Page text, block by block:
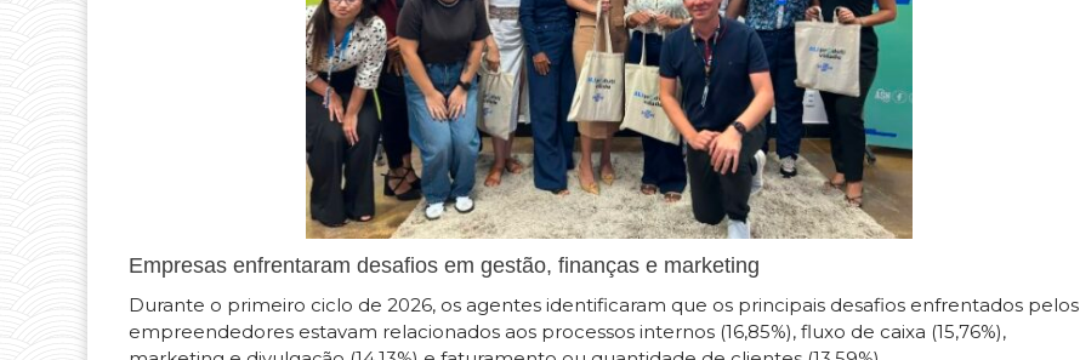
Empresas enfrentaram desafios em gestão, finanças e marketing
Durante o primeiro ciclo de 2026, os agentes identificaram que os principais desafios enfrentados pelos
empreendedores estavam relacionados aos processos internos (16,85%), fluxo de caixa (15,76%),